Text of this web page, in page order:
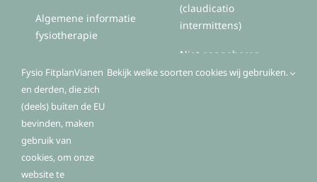
Algemene informatie
fysiotherapie
(claudicatio
intermittens)
Niet aangeboren
hersenletsel (NAH)
Fysio FitplanVianen
en derden, die zich
(deels) buiten de EU
bevinden, maken
gebruik van
cookies, om onze
website te
Bekijk welke soorten cookies wij gebruiken.